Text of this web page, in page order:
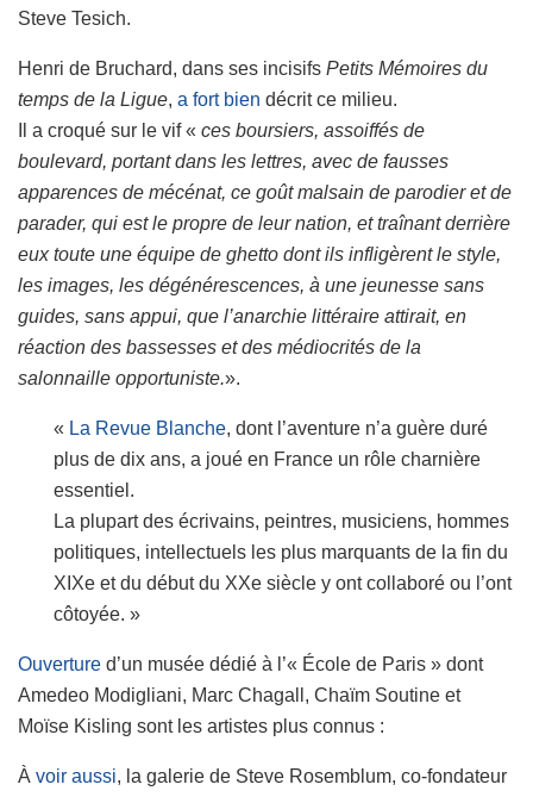
Steve Tesich.
Henri de Bruchard, dans ses incisifs Petits Mémoires du
temps de la Ligue, a fort bien décrit ce milieu.
Il a croqué sur le vif « ces boursiers, assoiffés de
boulevard, portant dans les lettres, avec de fausses
apparences de mécénat, ce goût malsain de parodier et de
parader, qui est le propre de leur nation, et traînant derrière
eux toute une équipe de ghetto dont ils infligèrent le style,
les images, les dégénérescences, à une jeunesse sans
guides, sans appui, que l’anarchie littéraire attirait, en
réaction des bassesses et des médiocrités de la
salonnaille opportuniste.».
« La Revue Blanche, dont l’aventure n’a guère duré
plus de dix ans, a joué en France un rôle charnière
essentiel.
La plupart des écrivains, peintres, musiciens, hommes
politiques, intellectuels les plus marquants de la fin du
XIXe et du début du XXe siècle y ont collaboré ou l’ont
côtoyée. »
Ouverture d’un musée dédié à l’« École de Paris » dont
Amedeo Modigliani, Marc Chagall, Chaïm Soutine et
Moïse Kisling sont les artistes plus connus :
À voir aussi, la galerie de Steve Rosemblum, co-fondateur